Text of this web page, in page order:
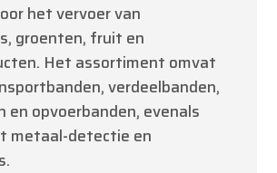
het vervoer van
groenten, fruit en
Het assortiment omvat
verdeelbanden,
en opvoerbanden, evenals
metaal-detectie en